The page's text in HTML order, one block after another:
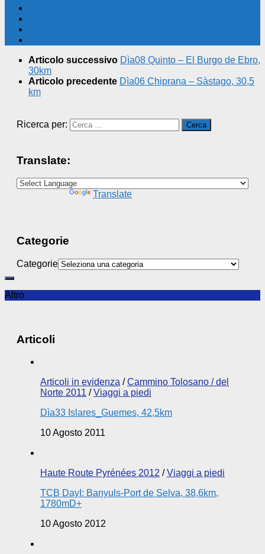
Articolo successivo Dìa08 Quinto – El Burgo de Ebro,
30km
Articolo precedente Dìa06 Chiprana – Sàstago, 30,5
km
Ricerca per:
Translate:
Translate
Categorie
Categorie
Altro
Articoli
Articoli in evidenza /Cammino Tolosano / del
Norte 2011 /Viaggi a piedi
Dìa33 Islares_Guemes, 42,5km
10 Agosto 2011
Haute Route Pyrénées 2012 /Viaggi a piedi
TCB DayI: Banyuls-Port de Selva, 38,6km,
1780mD+
10 Agosto 2012